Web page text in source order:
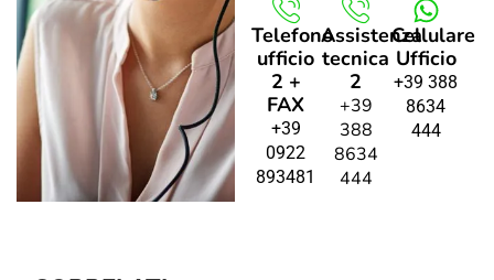
Telefono
ufficio
2 +
FAX
+39
0922
893481
Assistenza
tecnica
2
+39
388
8634
444
Cellulare
Ufficio
+39 388
8634
444